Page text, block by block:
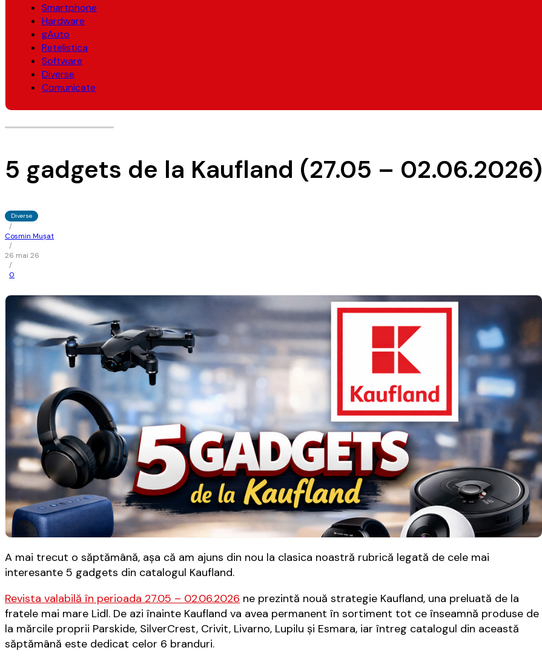
Smartphone
Hardware
gAuto
Retelistica
Software
Diverse
Comunicate
5 gadgets de la Kaufland (27.05 – 02.06.2026)
Diverse
/
Cosmin Mușat
/
26 mai 26
/
0
A mai trecut o săptămână, aşa că am ajuns din nou la clasica noastră rubrică legată de cele mai
interesante 5 gadgets din catalogul Kaufland.
Revista valabilă în perioada 27.05 – 02.06.2026 ne prezintă nouă strategie Kaufland, una preluată de la
fratele mai mare Lidl. De azi înainte Kaufland va avea permanent în sortiment tot ce înseamnă produse de
la mărcile proprii Parskide, SilverCrest, Crivit, Livarno, Lupilu şi Esmara, iar întreg catalogul din această
săptămână este dedicat celor 6 branduri.